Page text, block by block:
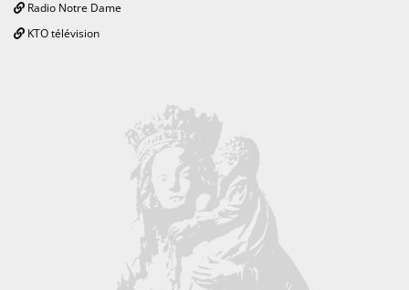
Radio Notre Dame
KTO télévision